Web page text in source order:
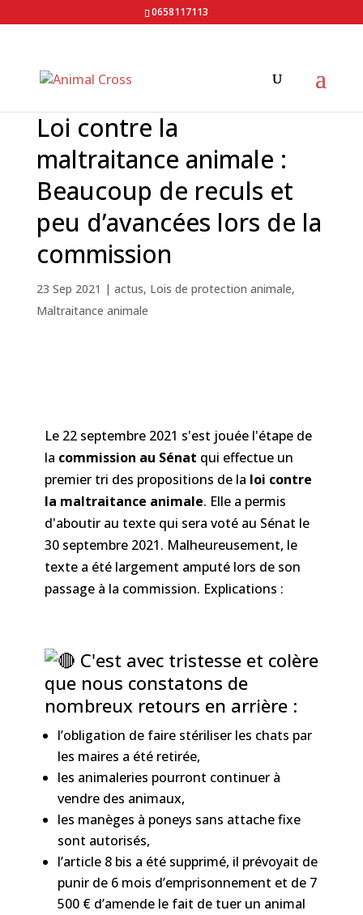
0658117113
Loi contre la
maltraitance animale :
Beaucoup de reculs et
peu d’avancées lors de la
commission
23 Sep 2021 | actus, Lois de protection animale,
Maltraitance animale
Le 22 septembre 2021 s'est jouée l'étape de
la commission au Sénat qui effectue un
premier tri des propositions de la loi contre
la maltraitance animale. Elle a permis
d'aboutir au texte qui sera voté au Sénat le
30 septembre 2021. Malheureusement, le
texte a été largement amputé lors de son
passage à la commission. Explications :
C'est avec tristesse et colère
que nous constatons de
nombreux retours en arrière :
l’obligation de faire stériliser les chats par
les maires a été retirée,
les animaleries pourront continuer à
vendre des animaux,
les manèges à poneys sans attache fixe
sont autorisés,
l’article 8 bis a été supprimé, il prévoyait de
punir de 6 mois d’emprisonnement et de 7
500 € d’amende le fait de tuer un animal